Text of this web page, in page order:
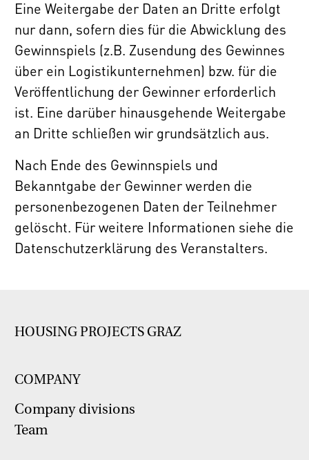
Eine Weitergabe der Daten an Dritte erfolgt
nur dann, sofern dies für die Abwicklung des
Gewinnspiels (z.B. Zusendung des Gewinnes
über ein Logistikunternehmen) bzw. für die
Veröffentlichung der Gewinner erforderlich
ist. Eine darüber hinausgehende Weitergabe
an Dritte schließen wir grundsätzlich aus.
Nach Ende des Gewinnspiels und
Bekanntgabe der Gewinner werden die
personenbezogenen Daten der Teilnehmer
gelöscht. Für weitere Informationen siehe die
Datenschutzerklärung des Veranstalters.
HOUSING PROJECTS GRAZ
COMPANY
Company divisions
Team